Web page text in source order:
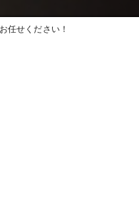
任せください！